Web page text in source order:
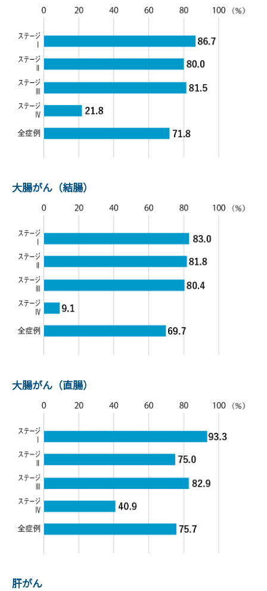
大腸がん（結腸）
大腸がん（直腸）
肝がん